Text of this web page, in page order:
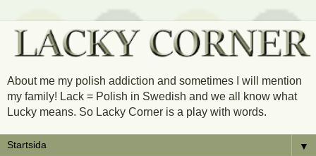
About me my polish addiction and sometimes I will mention
my family! Lack = Polish in Swedish and we all know what
Lucky means. So Lacky Corner is a play with words.
▼